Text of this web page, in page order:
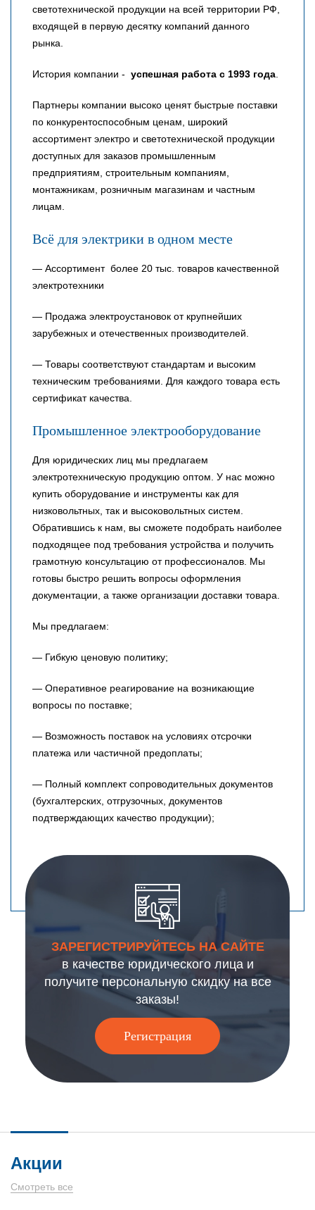
светотехнической продукции на всей территории РФ,
входящей в первую десятку компаний данного
рынка.
История компании - успешная работа с 1993 года.
Партнеры компании высоко ценят быстрые поставки
по конкурентоспособным ценам, широкий
ассортимент электро и светотехнической продукции
доступных для заказов промышленным
предприятиям, строительным компаниям,
монтажникам, розничным магазинам и частным
лицам.
Всё для электрики в одном месте
— Ассортимент более 20 тыс. товаров качественной
электротехники
— Продажа электроустановок от крупнейших
зарубежных и отечественных производителей.
— Товары соответствуют стандартам и высоким
техническим требованиями. Для каждого товара есть
сертификат качества.
Промышленное электрооборудование
Для юридических лиц мы предлагаем
электротехническую продукцию оптом. У нас можно
купить оборудование и инструменты как для
низковольтных, так и высоковольтных систем.
Обратившись к нам, вы сможете подобрать наиболее
подходящее под требования устройства и получить
грамотную консультацию от профессионалов. Мы
готовы быстро решить вопросы оформления
документации, а также организации доставки товара.
Мы предлагаем:
— Гибкую ценовую политику;
— Оперативное реагирование на возникающие
вопросы по поставке;
— Возможность поставок на условиях отсрочки
платежа или частичной предоплаты;
— Полный комплект сопроводительных документов
(бухгалтерских, отгрузочных, документов
подтверждающих качество продукции);
ЗАРЕГИСТРИРУЙТЕСЬ НА САЙТЕ
в качестве юридического лица и
получите персональную скидку на все
заказы!
Регистрация
Акции
Смотреть все